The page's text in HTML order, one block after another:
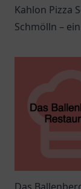
Kahlon Pizza
Schmölln –